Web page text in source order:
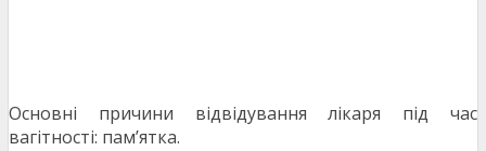
Основні причини відвідування лікаря під час
вагітності: пам’ятка.